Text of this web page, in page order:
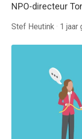
NPO-directeur
Stef Heutink · 1 jaar